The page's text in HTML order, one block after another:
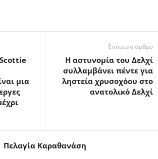
μια
Επόμενο άρθρο
Η αστυνομία του Δελχί
συλλαμβάνει πέντε για
ληστεία χρυσοχόου στο
ανατολικό Δελχί
Πελαγία Καραθανάση